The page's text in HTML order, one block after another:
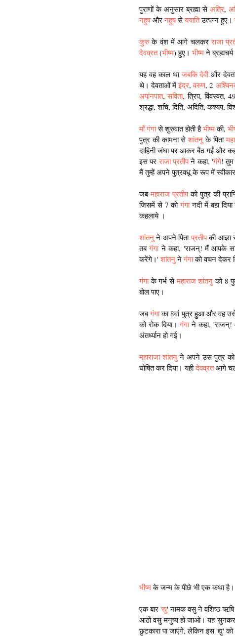
पुराणों के अनुसार ब्रह्मा से अत्रि,
नहुष और नहुष से ययाति उत्पन्न हुए।
कुरु के वंश में आगे चलकर राजा
देवव्रत (भीष्म) हुए। भीष्म ने
यह वह काल था जबकि देवी और
थे। देवताओं में इंद्र, वरुण, 2
अपांनपात, सविता, त्रिप, विंवस्वत,
श्रद्धा, शचि, दिति, अदिति, कश्यप,
माँ गंगा से शुरुवात होती है भीष्म की,
पुत्र की कामना से शांतनु के पिता
दाहिनी जंघा पर आकर बैठ गईं और
इस पर राजा प्रतीप ने कहा, 'गंगे! तुम
मैं तुम्हें अपने पुत्रवधू के रूप में
जब महाराज प्रतीप को पुत्र की
जिसमें से 7 को गंगा नदी में बहा
कहलाये ।
शांतनु ने अपने पिता प्रतीप की
तब गंगा ने कहा, 'राजन्! मैं आपके साथ
करेंगे।' शांतनु ने गंगा को वचन देकर
गंगा के गर्भ से महाराज शांतनु को 8
बोल पाए।
जब गंगा का 8वां पुत्र हुआ और वह
को रोक दिया। गंगा ने कहा, 'राजन्!
अंतर्ध्यान हो गई।
महाराजा शांतनु ने अपने उस पुत्र को
घोषित कर दिया। यही देवव्रत आगे
भीष्म के जन्म के पीछे भी एक कथा है।
एक बार 'द्यु' नामक वसु ने वशिष्ठ
आठों वसु मनुष्य हो जाओ। यह सुनकर
छुटकारा पा जाएंगे, लेकिन इस 'द्यु'